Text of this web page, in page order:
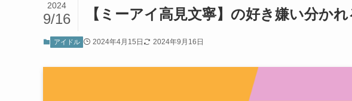
【ミーアイ高見文寧】の好き嫌い分か
2024
9/16
アイドル 2024年4月15日 2024年9月16日